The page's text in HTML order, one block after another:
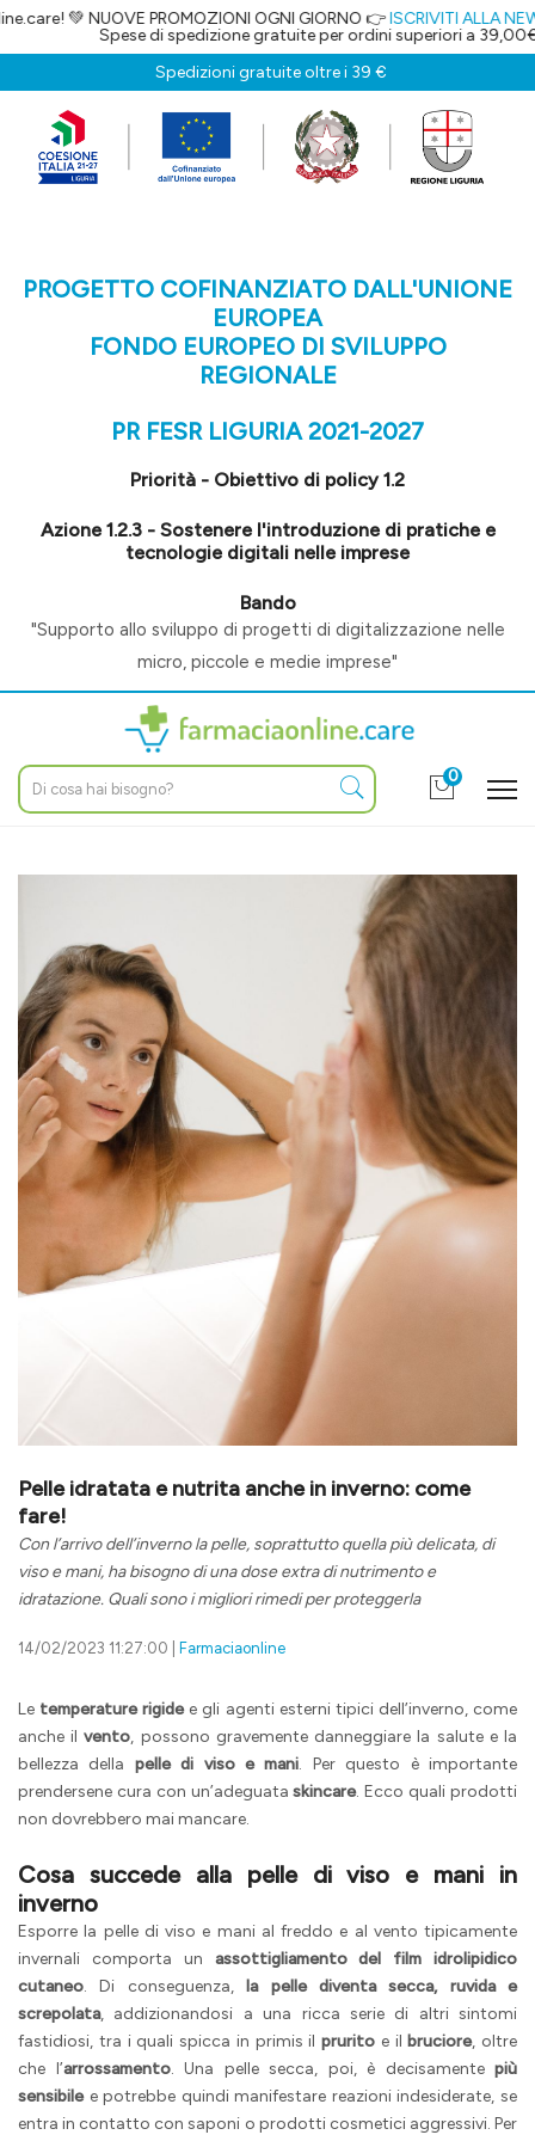
💚 NUOVE PROMOZIONI OGNI GIORNO 👉ISCRIVITI ALLA
Spese di spedizione gratuite per ordini superiori a 39,00€
Spedizioni gratuite oltre i 39 €
PROGETTO COFINANZIATO DALL'UNIONE
EUROPEA
FONDO EUROPEO DI SVILUPPO
REGIONALE
PR FESR LIGURIA 2021-2027
Priorità - Obiettivo di policy 1.2
Azione 1.2.3 - Sostenere l'introduzione di pratiche e
tecnologie digitali nelle imprese
Bando
"Supporto allo sviluppo di progetti di digitalizzazione nelle
micro, piccole e medie imprese"
0
Pelle idratata e nutrita anche in inverno: come fare!
Pelle idratata e nutrita anche in inverno: come
fare!
Con l’arrivo dell’inverno la pelle, soprattutto quella più delicata, di
viso e mani, ha bisogno di una dose extra di nutrimento e
idratazione. Quali sono i migliori rimedi per proteggerla
14/02/2023 11:27:00 | Farmaciaonline
Le temperature rigidee gli agenti esterni tipici dell’inverno, come
anche ilvento, possono gravemente danneggiare la salute e la
bellezza della pelle di viso e mani. Per questo è importante
prendersene cura con un’adeguataskincare. Ecco quali prodotti
non dovrebbero mai mancare.
Cosa succede alla pelle di viso e mani in
inverno
Esporre la pelle di viso e mani al freddo e al vento tipicamente
invernali comporta un assottigliamento del film idrolipidico
cutaneo. Di conseguenza, la pelle diventa secca, ruvida e
screpolata, addizionandosi a una ricca serie di altri sintomi
fastidiosi, tra i quali spicca in primis il prurito e il bruciore, oltre
che l’arrossamento. Una pelle secca, poi, è decisamente più
sensibilee potrebbe quindi manifestare reazioni indesiderate, se
entra in contatto con saponi o prodotti cosmetici aggressivi. Per